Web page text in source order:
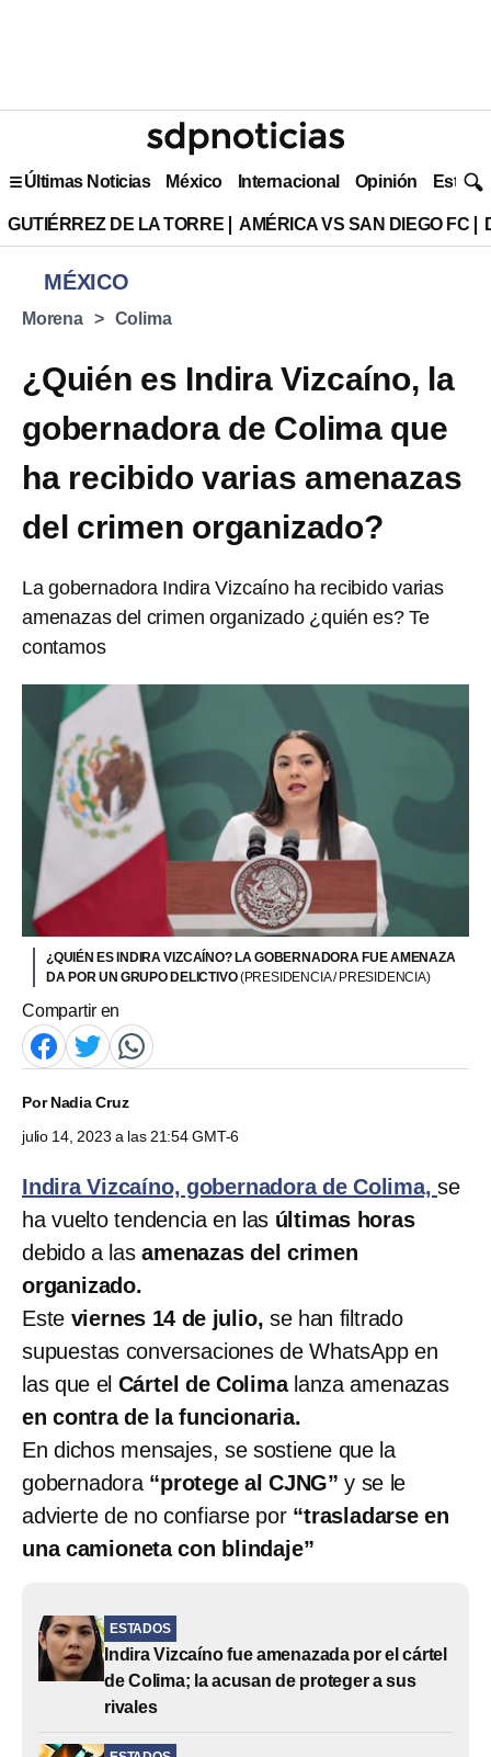
Últimas Noticias México Internacional Opinión Estilo
GUTIÉRREZ DE LA TORRE AMÉRICA VS SAN DIEGO FC
MÉXICO
Morena Colima
¿Quién es Indira Vizcaíno, la
gobernadora de Colima que
ha recibido varias amenazas
del crimen organizado?
La gobernadora Indira Vizcaíno ha recibido varias
amenazas del crimen organizado ¿quién es? Te
contamos
¿QUIÉN ES INDIRA VIZCAÍNO? LA GOBERNADORA FUE AMENAZA
DA POR UN GRUPO DELICTIVO(PRESIDENCIA / PRESIDENCIA)
Compartir en
PorNadia Cruz
julio 14, 2023 a las 21:54 GMT-6
Indira Vizcaíno, gobernadora de Colima, se
ha vuelto tendencia en las últimas horas
debido a lasamenazas del crimen
organizado.
Este viernes 14 de julio, se han filtrado
supuestas conversaciones de WhatsApp en
las que el Cártel de Colima lanza amenazas
en contra de la funcionaria.
En dichos mensajes, se sostiene que la
gobernadora “protege al CJNG” y se le
advierte de no confiarse por“trasladarse en
una camioneta con blindaje”
ESTADOS
Indira Vizcaíno fue amenazada por el cártel
de Colima; la acusan de proteger a sus
rivales